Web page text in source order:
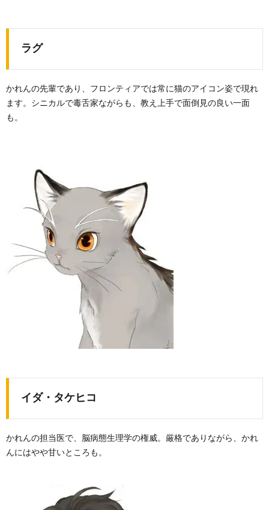
ラグ
かれんの先輩であり、フロンティアでは常に猫のアイコン姿で現れ
ます。シニカルで毒舌家ながらも、教え上手で面倒見の良い一面
も。
イダ・タケヒコ
かれんの担当医で、脳病態生理学の権威。厳格でありながら、かれ
んにはやや甘いところも。